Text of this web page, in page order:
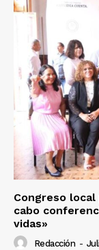
Congreso
cabo
vidas»
Redacción -